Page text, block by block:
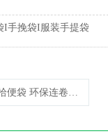
I手挽袋I服装手提袋
卷袋 便携降解垃圾袋